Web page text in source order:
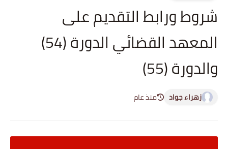
شروط ورابط التقديم على
المعهد القضائي الدورة (54)
والدورة (55)
زهراء جواد منذ عام